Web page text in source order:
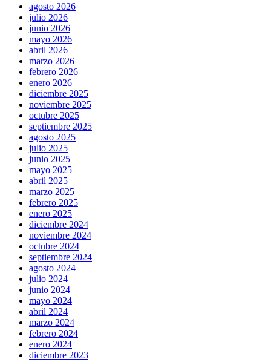
agosto 2026
julio 2026
junio 2026
mayo 2026
abril 2026
marzo 2026
febrero 2026
enero 2026
diciembre 2025
noviembre 2025
octubre 2025
septiembre 2025
agosto 2025
julio 2025
junio 2025
mayo 2025
abril 2025
marzo 2025
febrero 2025
enero 2025
diciembre 2024
noviembre 2024
octubre 2024
septiembre 2024
agosto 2024
julio 2024
junio 2024
mayo 2024
abril 2024
marzo 2024
febrero 2024
enero 2024
diciembre 2023